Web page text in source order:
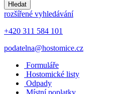
Hledat
rozšířené vyhledávání
+420 311 584 101
podatelna@hostomice.cz
Formuláře
Hostomické listy
Odpady
Místní poplatky